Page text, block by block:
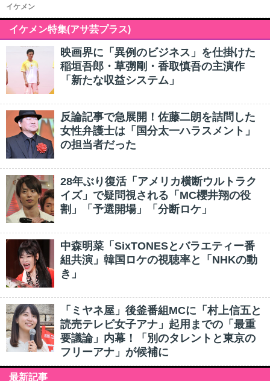
イケメン
イケメン特集(アサ芸プラス)
映画界に「異例のビジネス」を仕掛けた
稲垣吾郎・草彅剛・香取慎吾の主演作
「新たな収益システム」
反論記事で急展開！佐藤二朗を詰問した
女性弁護士は「国分太一ハラスメント」
の担当者だった
28年ぶり復活「アメリカ横断ウルトラク
イズ」で疑問視される「MC櫻井翔の役
割」「予選開場」「分断ロケ」
中森明菜「SixTONESとバラエティー番
組共演」韓国ロケの視聴率と「NHKの動
き」
「ミヤネ屋」後釜番組MCに「村上信五と
読売テレビ女子アナ」起用までの「最重
要議論」内幕！「別のタレントと東京の
フリーアナ」が候補に
最新記事